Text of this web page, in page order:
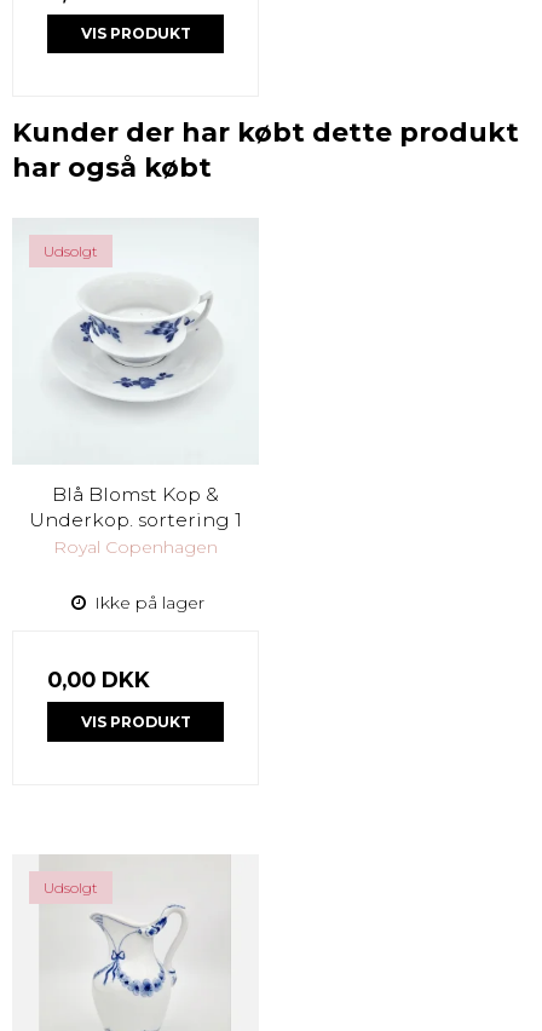
VIS PRODUKT
Kunder der har købt dette produkt
har også købt
Udsolgt
Blå Blomst Kop &
Underkop. sortering 1
Royal Copenhagen
Ikke på lager
0,00 DKK
VIS PRODUKT
Udsolgt